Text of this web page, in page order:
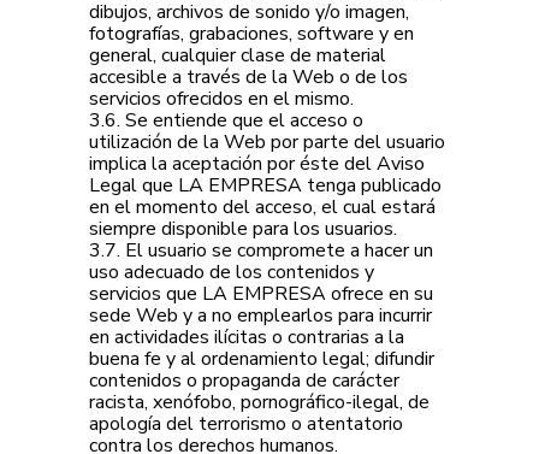
dibujos, archivos de sonido y/o imagen,
fotografías, grabaciones, software y en
general, cualquier clase de material
accesible a través de la Web o de los
servicios ofrecidos en el mismo.
3.6. Se entiende que el acceso o
utilización de la Web por parte del usuario
implica la aceptación por éste del Aviso
Legal que LA EMPRESA tenga publicado
en el momento del acceso, el cual estará
siempre disponible para los usuarios.
3.7. El usuario se compromete a hacer un
uso adecuado de los contenidos y
servicios que LA EMPRESA ofrece en su
sede Web y a no emplearlos para incurrir
en actividades ilícitas o contrarias a la
buena fe y al ordenamiento legal; difundir
contenidos o propaganda de carácter
racista, xenófobo, pornográfico-ilegal, de
apología del terrorismo o atentatorio
contra los derechos humanos.